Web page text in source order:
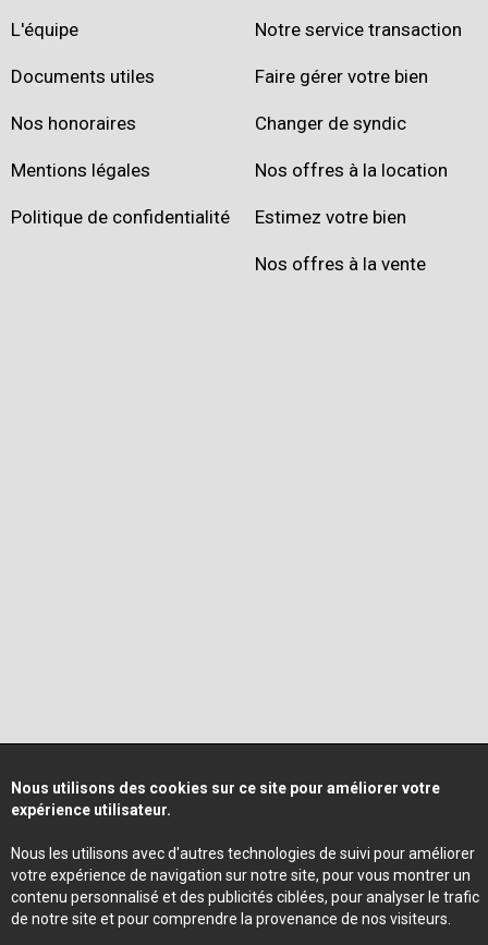
L'équipe
Documents utiles
Nos honoraires
Mentions légales
Politique de confidentialité
Notre service transaction
Faire gérer votre bien
Changer de syndic
Nos offres à la location
Estimez votre bien
Nos offres à la vente
Nous utilisons des cookies sur ce site pour améliorer votre
expérience utilisateur.
Nous les utilisons avec d'autres technologies de suivi pour améliorer
votre expérience de navigation sur notre site, pour vous montrer un
contenu personnalisé et des publicités ciblées, pour analyser le trafic
de notre site et pour comprendre la provenance de nos visiteurs.